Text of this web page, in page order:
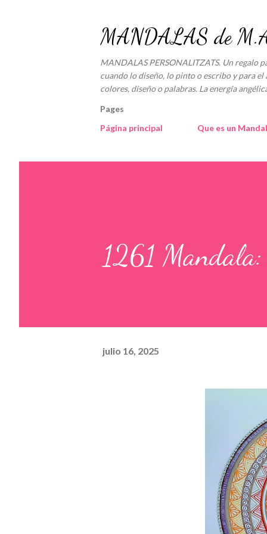
MANDALAS de
MANDALAS PERSONALITZATS. Un regalo
cuando lo diseño, lo pinto o escribo y para el
colores, diseño o palabras. La energía
Pages
Página principal
Que es un
1261
julio 16, 2025